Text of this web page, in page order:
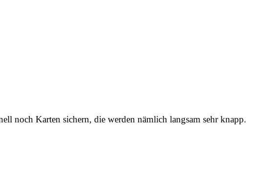
noch Karten sichern, die werden nämlich langsam sehr knapp.